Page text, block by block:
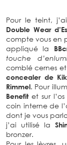
Pour le teint,
Double Wear
compte vous en
appliqué la
touche
comblé cernes
concealer de
Rimmel. Pour
Benefitet sur l’os
coin interne de
dont je vous
j’ai utilisé la
bronzer.